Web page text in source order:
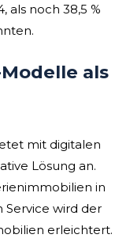
als noch 38,5 %
als
mit digitalen
Lösung an.
in
wird der
erleichtert.